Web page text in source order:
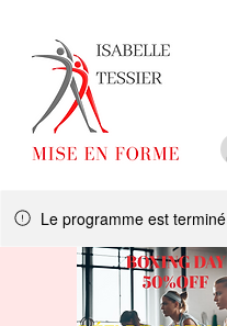
Le programme est terminé